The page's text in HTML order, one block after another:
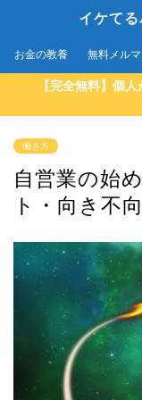
イケて
お金の教養 無料メル
【完全無料】個
働き方
自営業の始
ト・向き不